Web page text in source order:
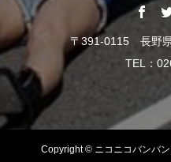
〒391-0115 長野
TEL：
Copyright ©ニコニコバンバ